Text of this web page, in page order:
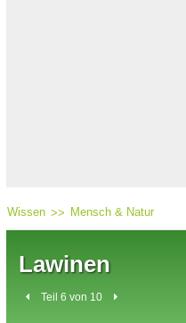
Wissen Mensch & Natur
Lawinen
Teil 6 von 10